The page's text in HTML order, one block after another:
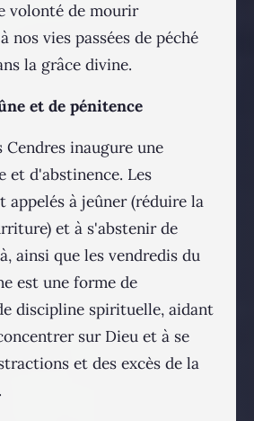
volonté de mourir
nos vies passées de péché
la grâce divine.
et de pénitence
Cendres inaugure une
et d'abstinence. Les
appelés à jeûner (réduire la
et à s'abstenir de
ainsi que les vendredis du
est une forme de
discipline spirituelle, aidant
sur Dieu et à se
et des excès de la